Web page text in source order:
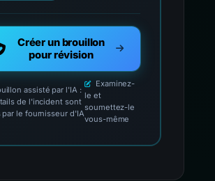
Créer un brouillon
pour révision
assisté par l'IA :
de l'incident sont
par le fournisseur d'IA
Examinez-
le et
soumettez-le
vous-même